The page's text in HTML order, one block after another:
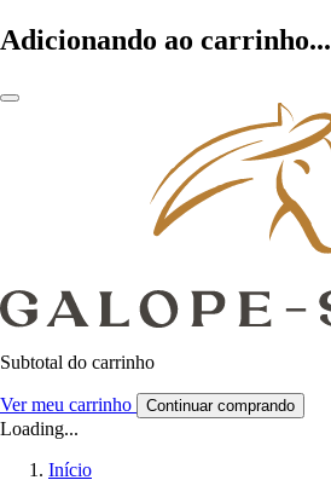
Adicionando ao carrinho...
Subtotal do carrinho
Ver meu carrinho Continuar comprando
Loading...
Início